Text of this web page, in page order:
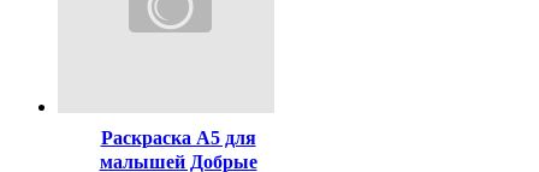
Раскраска А5 для
малышей Добрые